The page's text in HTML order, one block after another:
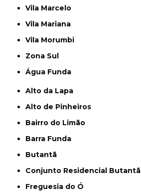
Vila Marcelo
Vila Mariana
Vila Morumbi
Zona Sul
Água Funda
Alto da Lapa
Alto de Pinheiros
Bairro do Limão
Barra Funda
Butantã
Conjunto Residencial Butantã
Freguesia do Ó